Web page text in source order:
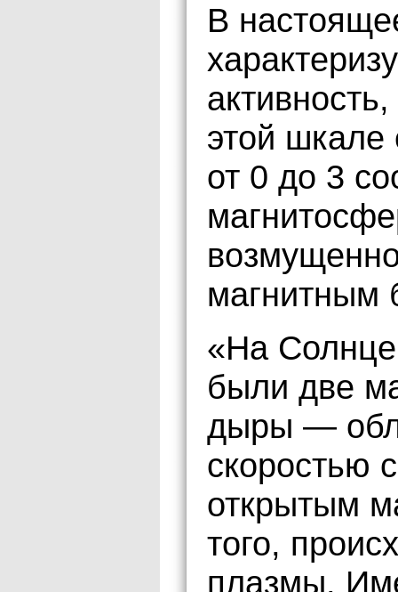
В
этой шкале
от 0 до 3
магнитным
«На Солнце
были две
дыры —
скоростью
открытым
того,
плазмы.